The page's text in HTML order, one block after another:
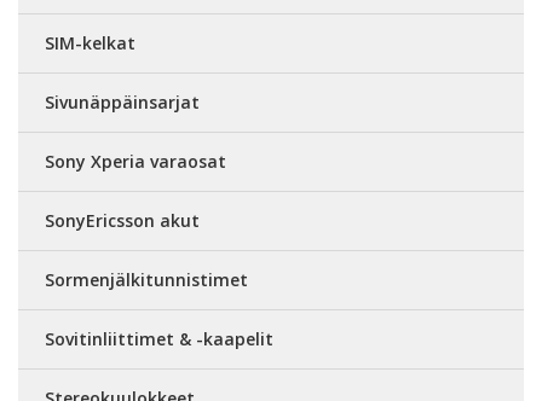
SIM-kelkat
Sivunäppäinsarjat
Sony Xperia varaosat
SonyEricsson akut
Sormenjälkitunnistimet
Sovitinliittimet & -kaapelit